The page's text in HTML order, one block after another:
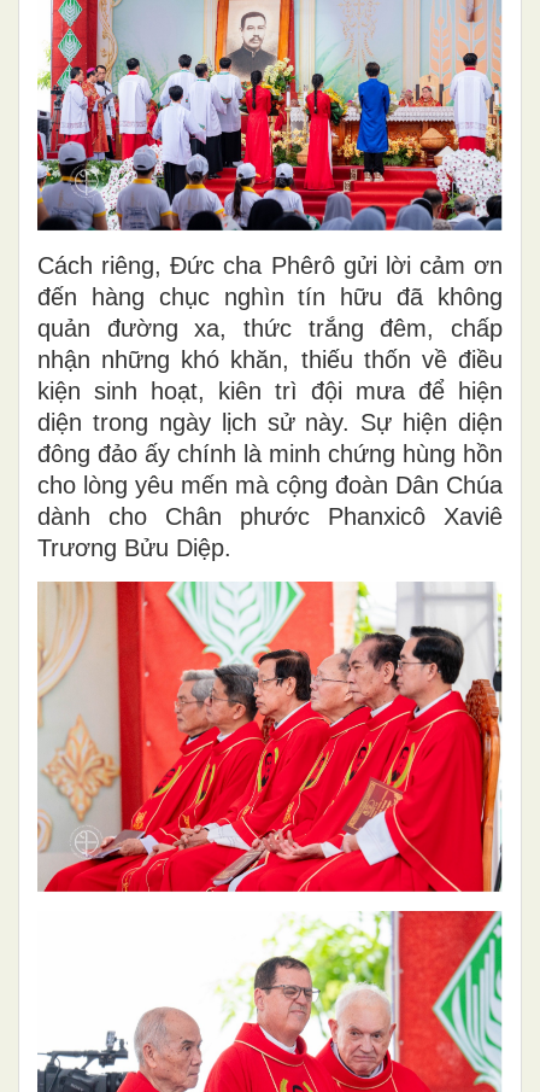
Cách riêng, Đức cha Phêrô gửi lời cảm ơn
đến hàng chục nghìn tín hữu đã không
quản đường xa, thức trắng đêm, chấp
nhận những khó khăn, thiếu thốn về điều
kiện sinh hoạt, kiên trì đội mưa để hiện
diện trong ngày lịch sử này. Sự hiện diện
đông đảo ấy chính là minh chứng hùng hồn
cho lòng yêu mến mà cộng đoàn Dân Chúa
dành cho Chân phước Phanxicô Xaviê
Trương Bửu Diệp.